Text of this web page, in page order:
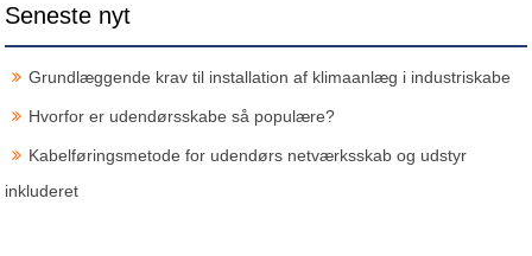
Seneste nyt
Grundlæggende krav til installation af klimaanlæg i industriskabe
Hvorfor er udendørsskabe så populære?
Kabelføringsmetode for udendørs netværksskab og udstyr
inkluderet